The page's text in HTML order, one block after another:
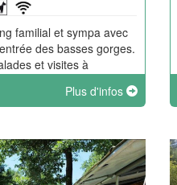
familial et sympa avec
des basses gorges.
et visites à
Mobil homes tout équipés
Plus d'infos